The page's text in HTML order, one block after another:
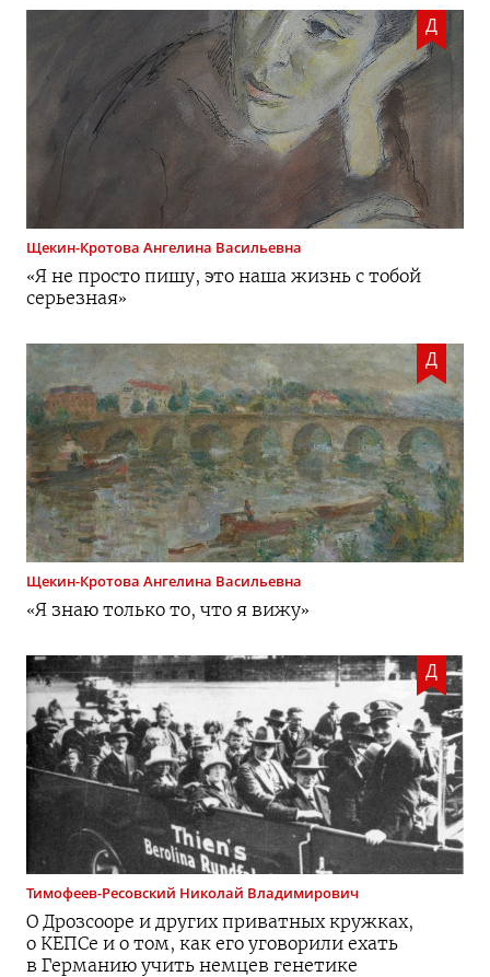
Д
Щекин-Кротова Ангелина Васильевна
«Я не просто пишу, это наша жизнь с тобой
серьезная»
Д
Щекин-Кротова Ангелина Васильевна
«Я знаю только то, что я вижу»
Д
Тимофеев-Ресовский Николай Владимирович
О Дрозсооре и других приватных кружках,
о КЕПСе и о том, как его уговорили ехать
в Германию учить немцев генетике